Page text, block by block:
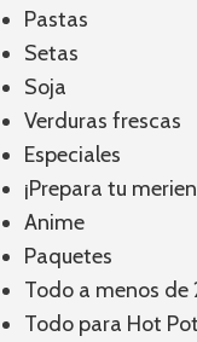
Pastas
Setas
Soja
Verduras frescas
Especiales
¡Prepara tu
Anime
Paquetes
Todo a menos de
Todo para Hot Pot